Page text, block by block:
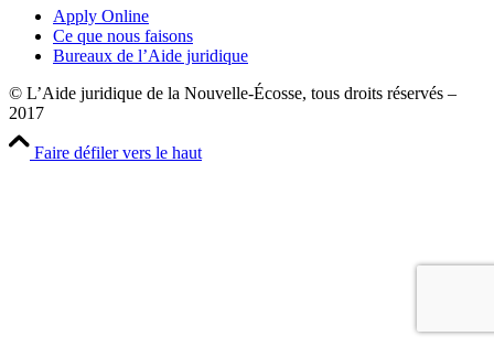
Apply Online
Ce que nous faisons
Bureaux de l’Aide juridique
© L’Aide juridique de la Nouvelle-Écosse, tous droits réservés –
2017
Faire défiler vers le haut